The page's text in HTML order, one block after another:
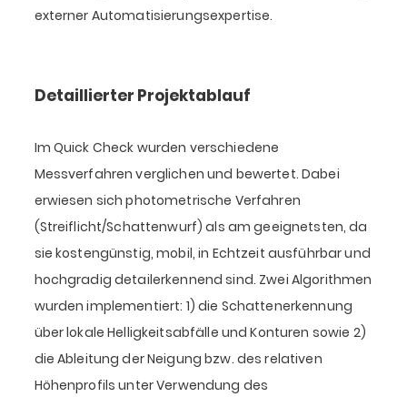
externer Automatisierungsexpertise.
Detaillierter Projektablauf
Im Quick Check wurden verschiedene
Messverfahren verglichen und bewertet. Dabei
erwiesen sich photometrische Verfahren
(Streiflicht/Schattenwurf) als am geeignetsten, da
sie kostengünstig, mobil, in Echtzeit ausführbar und
hochgradig detailerkennend sind. Zwei Algorithmen
wurden implementiert: 1) die Schattenerkennung
über lokale Helligkeitsabfälle und Konturen sowie 2)
die Ableitung der Neigung bzw. des relativen
Höhenprofils unter Verwendung des